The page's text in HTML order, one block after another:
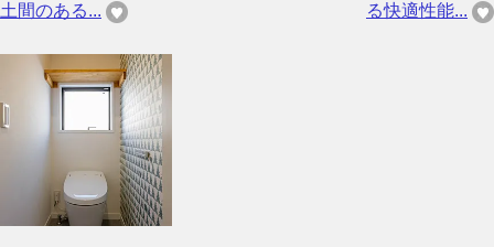
土間のある...
る快適性能...